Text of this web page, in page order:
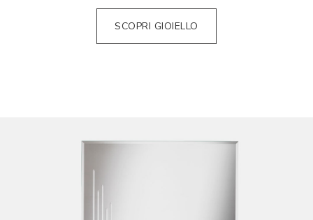
SCOPRI GIOIELLO